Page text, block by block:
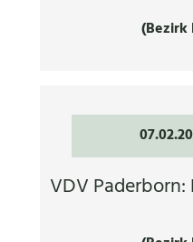
(Bezirk
VDV